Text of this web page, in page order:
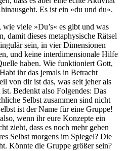
Es ist ein »du und du«.
wie viele »Du’s« es gibt und was
damit dieses metaphysische Rätsel
sein, in vier Dimensionen
und keine interdimensionale Hilfe
haben. Wie funktioniert Gott,
ihr das jemals in Betracht
von dir ist das, was seit jeher als
Bedenkt also Folgendes: Das
Selbst zusammen sind nicht
ist der Name für eine Gruppe!
wenn ihr eure Konzepte ein
zieht, dass es noch mehr geben
Selbst morgens im Spiegel? Die
Könnte die Gruppe größer sein?